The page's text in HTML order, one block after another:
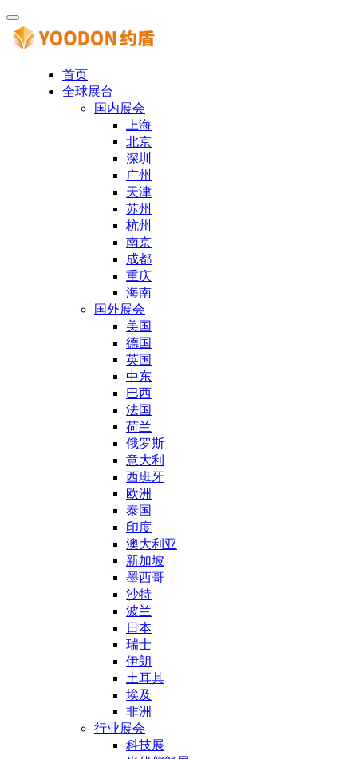
首页
全球展台
国内展会
上海
北京
深圳
广州
天津
苏州
杭州
南京
成都
重庆
海南
国外展会
美国
德国
英国
中东
巴西
法国
荷兰
俄罗斯
意大利
西班牙
欧洲
泰国
印度
澳大利亚
新加坡
墨西哥
沙特
波兰
日本
瑞士
伊朗
土耳其
埃及
非洲
行业展会
科技展